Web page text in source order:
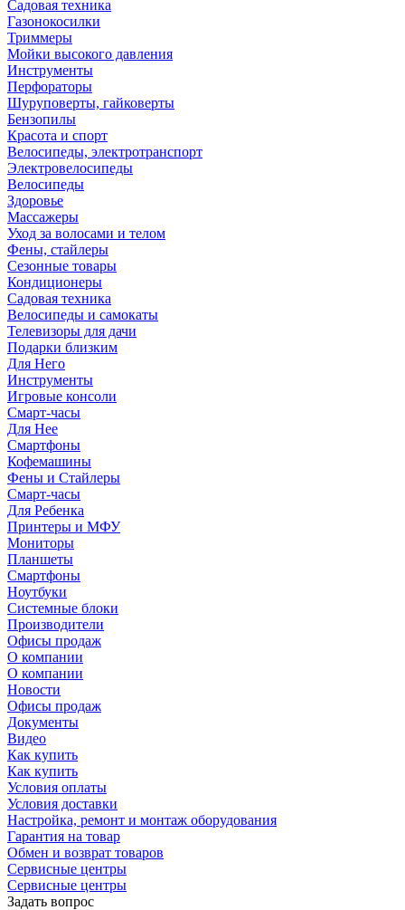
Садовая техника
Газонокосилки
Триммеры
Мойки высокого давления
Инструменты
Перфораторы
Шуруповерты, гайковерты
Бензопилы
Красота и спорт
Велосипеды, электротранспорт
Электровелосипеды
Велосипеды
Здоровье
Массажеры
Уход за волосами и телом
Фены, стайлеры
Сезонные товары
Кондиционеры
Садовая техника
Велосипеды и самокаты
Телевизоры для дачи
Подарки близким
Для Него
Инструменты
Игровые консоли
Смарт-часы
Для Нее
Смартфоны
Кофемашины
Фены и Стайлеры
Смарт-часы
Для Ребенка
Принтеры и МФУ
Мониторы
Планшеты
Смартфоны
Ноутбуки
Системные блоки
Производители
Офисы продаж
О компании
О компании
Новости
Офисы продаж
Документы
Видео
Как купить
Как купить
Условия оплаты
Условия доставки
Настройка, ремонт и монтаж оборудования
Гарантия на товар
Обмен и возврат товаров
Сервисные центры
Сервисные центры
Задать вопрос